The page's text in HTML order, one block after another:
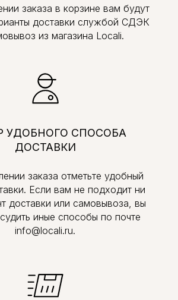
заказа в корзине вам будут
доставки службой СДЭК
из магазина Locali.
УДОБНОГО СПОСОБА
ДОСТАВКИ
заказа отметьте удобный
Если вам не подходит ни
доставки или самовывоза, вы
иные способы по почте
info@locali.ru.